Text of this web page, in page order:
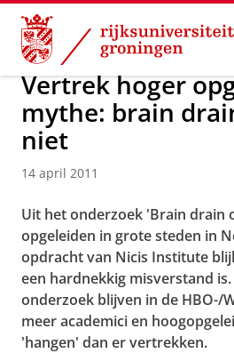
Skip
Content
Skip
Navigation
Over ons Actueel Nieuws
Vertrek hoger
mythe: brain
niet
14 april 2011
Uit het onderzoek 'Brain drain
opgeleiden in grote steden in
opdracht van Nicis Institute
een hardnekkig misverstand
onderzoek blijven in de HBO-/
meer academici en
'hangen' dan er vertrekken.